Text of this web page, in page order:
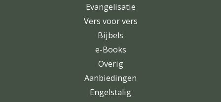
Evangelisatie
Vers voor vers
Bijbels
e-Books
Overig
Aanbiedingen
Engelstalig